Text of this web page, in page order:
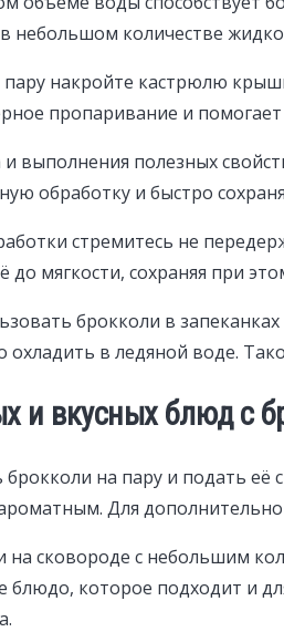
небольшом количестве
накройте кастрюлю
пропаривание и
и выполнения полезных
обработку и быстро
стремитесь не
мягкости, сохраняя при
брокколи в
охладить в ледяной воде.
и вкусных блюд с
на пару и подать её
Для
сковороде с небольшим
блюдо, которое подходит и